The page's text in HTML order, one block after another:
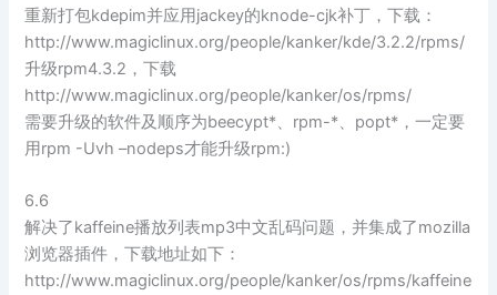
重新打包kdepim并应用jackey的knode-cjk补丁，下载：
http://www.magiclinux.org/people/kanker/kde/3.2.2/rpms/
升级rpm4.3.2，下载
http://www.magiclinux.org/people/kanker/os/rpms/
需要升级的软件及顺序为beecypt*、rpm-*、popt*，一定要
用rpm -Uvh –nodeps才能升级rpm:)
6.6
解决了kaffeine播放列表mp3中文乱码问题，并集成了mozilla
浏览器插件，下载地址如下：
http://www.magiclinux.org/people/kanker/os/rpms/kaffeine